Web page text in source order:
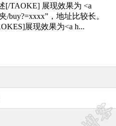
[/TAOKE] 展现效果为 <a
/buy?=xxxx”，地址比较长。
展现效果为<a h...